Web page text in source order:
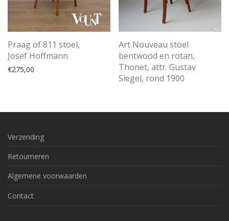
Praag of 811 stoel,
Josef Hoffmann
€275,00
Art Nouveau stoel
bentwood en rotan,
Thonet, attr. Gustav
Siegel, rond 1900
Verzending
Retourneren
Algemene voorwaarden
Contact